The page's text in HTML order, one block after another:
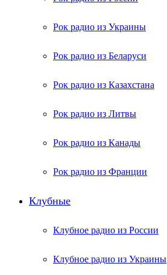
Рок радио из Украины
Рок радио из Беларуси
Рок радио из Казахстана
Рок радио из Литвы
Рок радио из Канады
Рок радио из Франции
Клубные
Клубное радио из России
Клубное радио из Украины